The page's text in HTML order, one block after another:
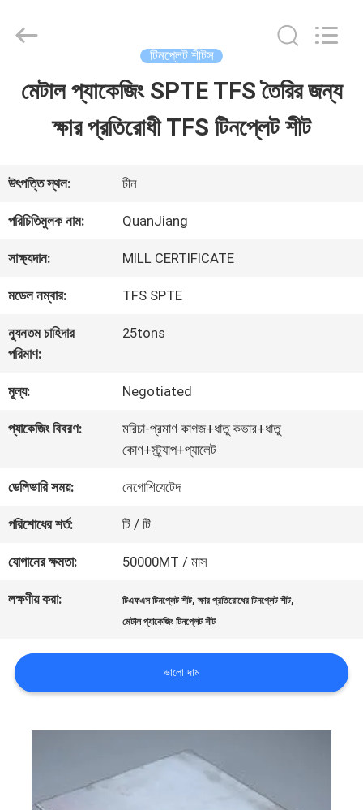
বাড়ি
ভিডিও
আমাদের
সম্পর্কে
ভ্রমণ
যোগাযোগ
করুন
খবর
METAL
টিনপ্লেট শীটস
মেটাল প্যাকেজিং SPTE TFS তৈরির জন্য
ক্ষার প্রতিরোধী TFS টিনপ্লেট শীট
উৎপত্তি স্থল: চীন
পরিচিতিমুলক নাম: QuanJiang
সাক্ষ্যদান: MILL CERTIFICATE
মডেল নম্বার: TFS SPTE
ন্যূনতম চাহিদার
পরিমাণ:
25tons
মূল্য: Negotiated
প্যাকেজিং বিবরণ:
মরিচা-প্রমাণ কাগজ+ধাতু কভার+ধাতু
কোণ+স্ট্র্যাপ+প্যালেট
ডেলিভারি সময়: নেগোশিযেটেদ
পরিশোধের শর্ত: টি / টি
যোগানের ক্ষমতা: 50000MT / মাস
লক্ষণীয় করা: টিএফএস টিনপ্লেট শীট,ক্ষার প্রতিরোধের টিনপ্লেট শীট,
মেটাল প্যাকেজিং টিনপ্লেট শীট
ভালো দাম